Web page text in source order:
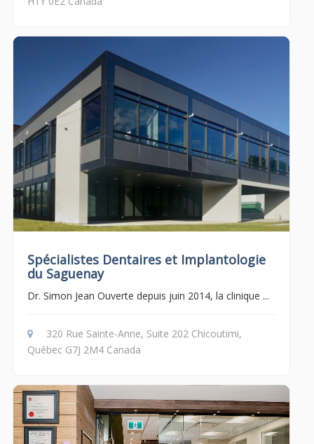
Spécialistes Dentaires et Implantologie
du Saguenay
Dr. Simon Jean Ouverte depuis juin 2014, la clinique ...
320 Rue Sainte-Anne, Suite 202 Chicoutimi,
Québec G7J 2M4 Canada